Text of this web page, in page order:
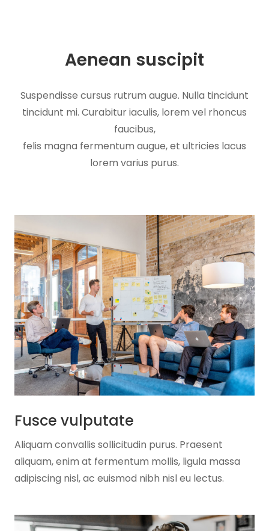
Aenean suscipit
Suspendisse cursus rutrum augue. Nulla tincidunt
tincidunt mi. Curabitur iaculis, lorem vel rhoncus
faucibus,
felis magna fermentum augue, et ultricies lacus
lorem varius purus.
Fusce vulputate
Aliquam convallis sollicitudin purus. Praesent
aliquam, enim at fermentum mollis, ligula massa
adipiscing nisl, ac euismod nibh nisl eu lectus.